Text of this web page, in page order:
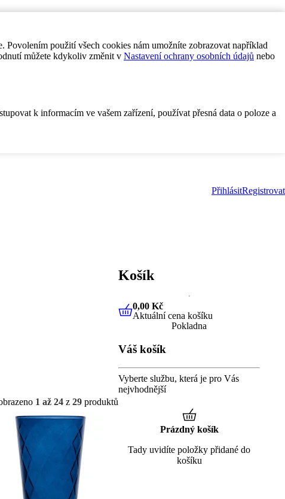
použití všech cookies nám umožníte zobrazovat například
můžete kdykoliv změnit v Nastavení ochrany osobních údajů nebo
k informacím ve vašem zařízení, používat přesná data o poloze a
PřihlásitRegistrovat
1 až 24 z 29 produktů
Košík
0,00 KčAktuální cena košíku
0,00 Kč
Aktuální cena košíku
Pokladna
Váš košík
Vyberte službu, která je pro Vás
nejvhodnější
Prázdný košík
Tady uvidíte položky přidané do
košíku